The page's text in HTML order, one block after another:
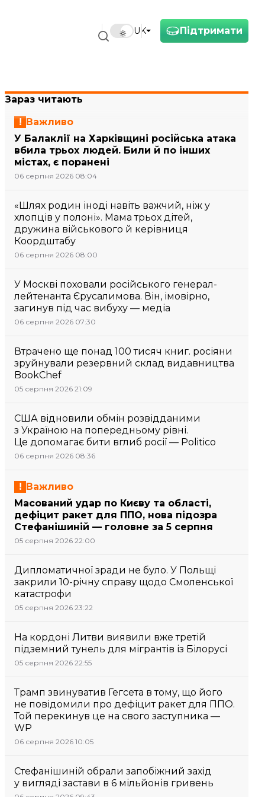
Підтримати
UK
Зараз читають
Важливо
У Балаклії на Харківщині російська атака
вбила трьох людей. Били й по інших
містах, є поранені
06 серпня 2026 08:04
«Шлях родин іноді навіть важчий, ніж у
хлопців у полоні». Мама трьох дітей,
дружина військового й керівниця
Коордштабу
06 серпня 2026 08:00
У Москві поховали російського генерал-
лейтенанта Єрусалимова. Він, імовірно,
загинув під час вибуху — медіа
06 серпня 2026 07:30
Втрачено ще понад 100 тисяч книг. росіяни
зруйнували резервний склад видавництва
BookChef
05 серпня 2026 21:09
США відновили обмін розвідданими
з Україною на попередньому рівні.
Це допомагає бити вглиб росії — Politico
06 серпня 2026 08:36
Важливо
Масований удар по Києву та області,
дефіцит ракет для ППО, нова підозра
Стефанішиній — головне за 5 серпня
05 серпня 2026 22:00
Дипломатичної зради не було. У Польщі
закрили 10-річну справу щодо Смоленської
катастрофи
05 серпня 2026 23:22
На кордоні Литви виявили вже третій
підземний тунель для мігрантів із Білорусі
05 серпня 2026 22:55
Трамп звинуватив Гегсета в тому, що його
не повідомили про дефіцит ракет для ППО.
Той перекинув це на свого заступника —
WP
06 серпня 2026 10:05
Стефанішиній обрали запобіжний захід
у вигляді застави в 6 мільйонів гривень